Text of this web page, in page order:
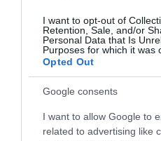
I want to opt-out of
Retention, Sale, and/or
Personal Data that Is
Purposes for which it was
Opted Out
Google consents
I want to allow Google to
related to advertising like